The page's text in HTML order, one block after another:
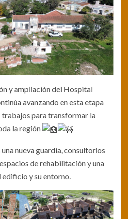
y ampliación del Hospital
avanzando en esta etapa
para transformar la
la región
nueva guardia, consultorios
de rehabilitación y una
y su entorno.